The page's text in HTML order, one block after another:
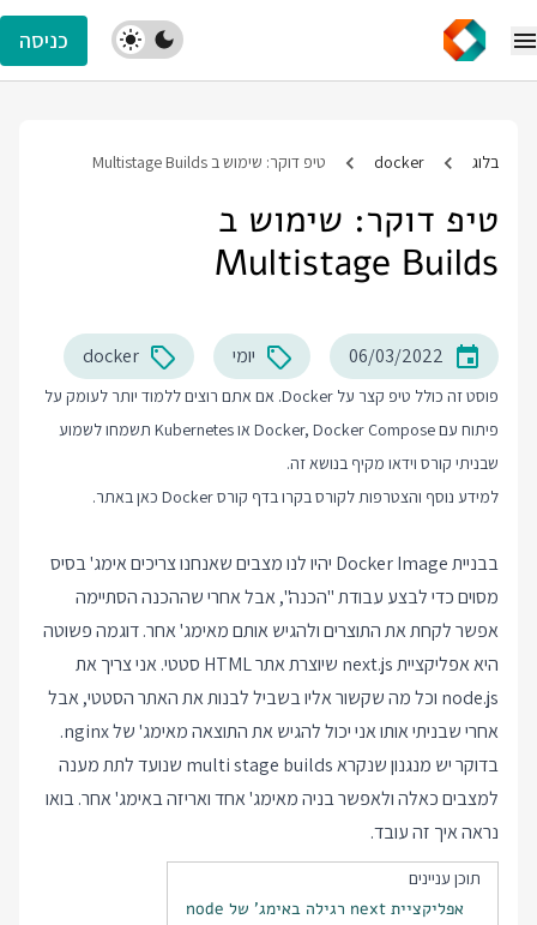
כניסה
בלוג docker טיפ דוקר: שימוש ב Multistage Builds
טיפ דוקר: שימוש ב
Multistage Builds
06/03/2022 יומי docker
פוסט זה כולל טיפ קצר על Docker. אם אתם רוצים ללמוד יותר לעומק על
פיתוח עם Docker, Docker Compose או Kubernetes תשמחו לשמוע
שבניתי קורס וידאו מקיף בנושא זה.
למידע נוסף והצטרפות לקורס בקרו בדף קורס Docker כאן באתר.
בבניית Docker Image יהיו לנו מצבים שאנחנו צריכים אימג' בסיס
מסוים כדי לבצע עבודת "הכנה", אבל אחרי שההכנה הסתיימה
אפשר לקחת את התוצרים ולהגיש אותם מאימג' אחר. דוגמה פשוטה
היא אפליקציית next.js שיוצרת אתר HTML סטטי. אני צריך את
node.js וכל מה שקשור אליו בשביל לבנות את האתר הסטטי, אבל
אחרי שבניתי אותו אני יכול להגיש את התוצאה מאימג' של nginx.
בדוקר יש מנגנון שנקרא multi stage builds שנועד לתת מענה
למצבים כאלה ולאפשר בניה מאימג' אחד ואריזה באימג' אחר. בואו
נראה איך זה עובד.
תוכן עניינים
אפליקציית next רגילה באימג' של node